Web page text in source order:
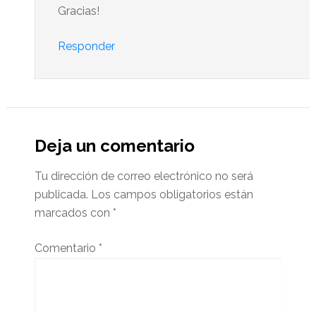
Gracias!
Responder
Deja un comentario
Tu dirección de correo electrónico no será
publicada. Los campos obligatorios están
marcados con *
Comentario *